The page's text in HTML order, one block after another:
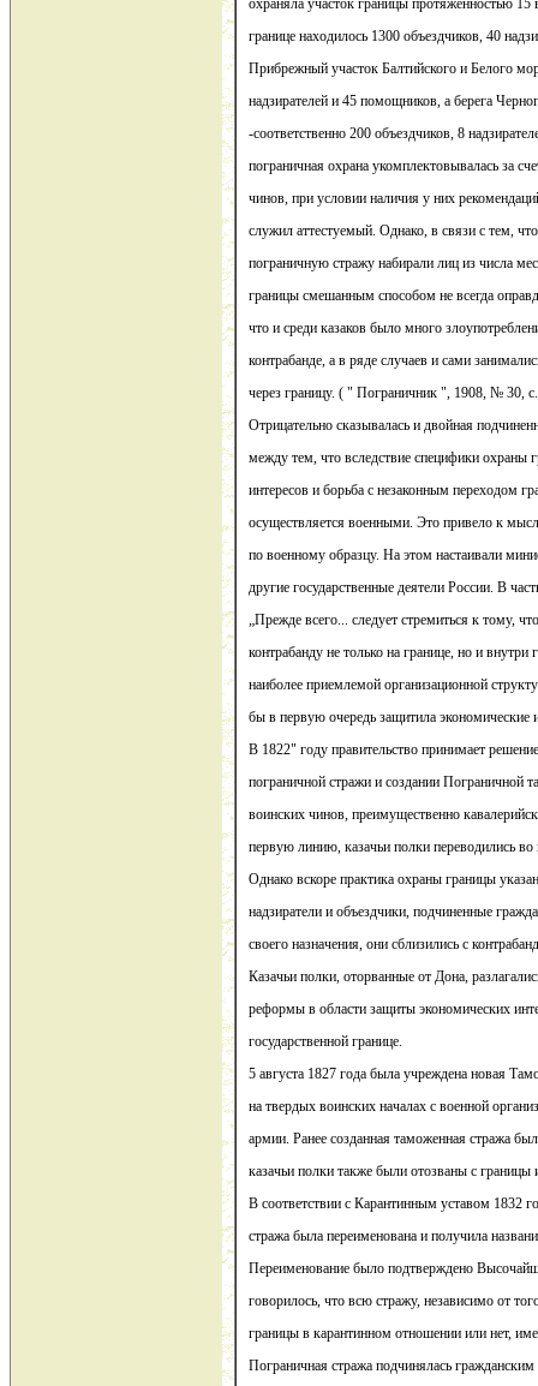
охраняла участок границы протяженностью 15
границе находилось 1300 объездчиков, 40
Прибрежный участок Балтийского и Белого
надзирателей и 45 помощников, а берега
-соответственно 200 объездчиков, 8
пограничная охрана укомплектовывалась за
чинов, при условии наличия у них
служил аттестуемый. Однако, в связи с тем,
пограничную стражу набирали лиц из числа
границы смешанным способом не всегда
что и среди казаков было много
контрабанде, а в ряде случаев и сами
через границу. ( " Пограничник ", 1908, № 30,
Отрицательно сказывалась и двойная
между тем, что вследствие специфики охраны
интересов и борьба с незаконным переходом
осуществляется военными. Это привело к
по военному образцу. На этом настаивали
другие государственные деятели России. В
„Прежде всего... следует стремиться к тому,
контрабанду не только на границе, но и внутри
наиболее приемлемой организационной
бы в первую очередь защитила экономические
В 1822" году правительство принимает
пограничной стражи и создании Пограничной
воинских чинов, преимущественно
первую линию, казачьи полки переводились
Однако вскоре практика охраны границы
надзиратели и объездчики, подчиненные
своего назначения, они сблизились с
Казачьи полки, оторванные от Дона,
реформы в области защиты экономических
государственной границе.
5 августа 1827 года была учреждена новая
на твердых воинских началах с военной
армии. Ранее созданная таможенная стража
казачьи полки также были отозваны с
В соответствии с Карантинным уставом 1832
стража была переименована и получила
Переименование было подтверждено
говорилось, что всю стражу, независимо от
границы в карантинном отношении или нет,
Пограничная стража подчинялась